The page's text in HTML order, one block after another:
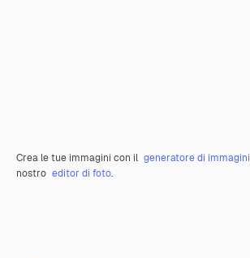
Crea le tue immagini con il generatore di immagini
nostro editor di foto.